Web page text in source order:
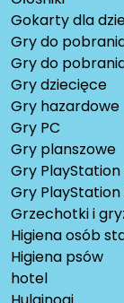
Gokarty dla
Gry do
Gry do
Gry dziecięce
Gry hazardowe
Gry PC
Gry planszowe
Gry PlayStation
Gry PlayStation
Grzechotki i
Higiena osób
Higiena psów
hotel